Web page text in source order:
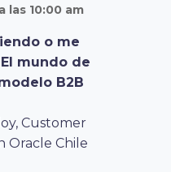
las 10:00 am
o me
mundo de
B2B
Customer
Oracle Chile